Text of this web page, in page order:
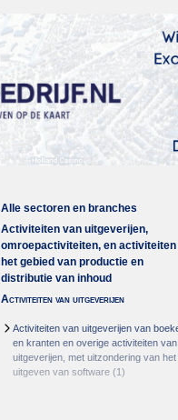
Alle sectoren en branches
Activiteiten van uitgeverijen,
omroepactiviteiten, en activiteiten
het gebied van productie en
distributie van inhoud
Activiteiten van uitgeverijen
Activiteiten van uitgeverijen van
en kranten en overige activiteiten van
uitgeverijen, met uitzondering van het
uitgeven van software (1)